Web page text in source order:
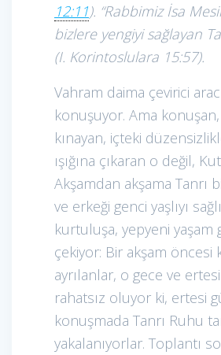
12:11). “Rabbimiz İsa
bizlere yengiyi sağlayan
(I. Korintoslulara 15:57).
Vahram daima çevirici
konuşuyor. Ama
kınayan, içteki
ışığına çıkaran o değil,
Akşamdan akşama Tanrı
ve erkeği genci yaşlıyı
kurtuluşa, yepyeni yaşam
çekiyor: Bir akşam öncesi
ayrılanlar, o gece ve
rahatsız oluyor ki, ertesi
konuşmada Tanrı Ruhu
yakalanıyorlar. Toplantı